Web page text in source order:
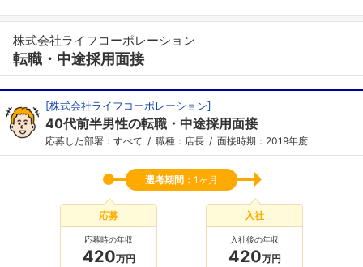
株式会社ライフコーポレーション
転職・中途採用面接
[株式会社ライフコーポレーション]
40代前半男性の転職・中途採用面接
応募した部署：すべて 職種：店長 面接時期：2019年度
選考期間： 1ヶ月
応募
応募時の年収
420万円
入社
入社後の年収
420万円